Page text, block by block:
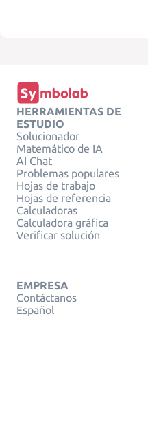
HERRAMIENTAS DE
ESTUDIO
Solucionador
Matemático de IA
AI Chat
Problemas populares
Hojas de trabajo
Hojas de referencia
Calculadoras
Calculadora gráfica
Verificar solución
EMPRESA
Contáctanos
Español